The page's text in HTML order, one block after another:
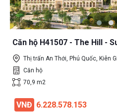
Căn hộ H41507 - The Hill -
Thị trấn An Thới, Phú Quốc, Kiên
Căn hộ
70,9 m2
VNĐ 6.228.578.153